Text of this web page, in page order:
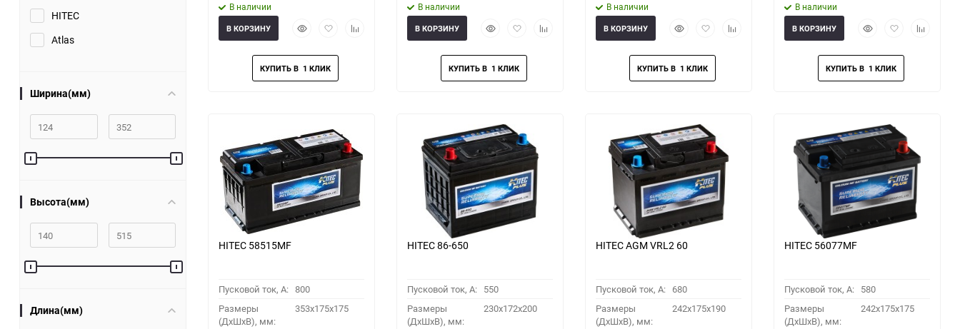
HITEC
Atlas
Ширина(мм)
Высота(мм)
Длина(мм)
В наличии
БыстрыйДобавить
избранное
Добавить
В КОРЗИНУ
В наличии
БыстрыйДобавить
избранное
Добавить
В КОРЗИНУ
В наличии
БыстрыйДобавить
избранное
Добавить
В КОРЗИНУ
В наличии
БыстрыйДобавить
избранное
Добавить
В КОРЗИНУ
HITEC 58515MF
Пусковой ток, A: 800
Размеры
(ДхШхВ), мм:
353x175x175
HITEC 86-650
Пусковой ток, A: 550
Размеры
(ДхШхВ), мм:
230x172x200
HITEC AGM VRL2 60
Пусковой ток, A: 680
Размеры
(ДхШхВ), мм:
242x175x190
HITEC 56077MF
Пусковой ток, A: 580
Размеры
(ДхШхВ), мм:
242x175x175